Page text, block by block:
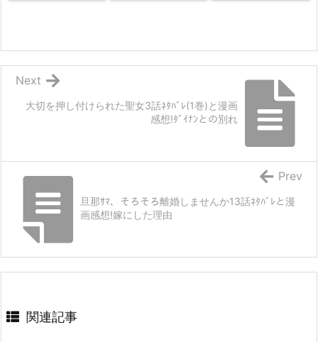
大切を押し付けられた聖女3話ﾈﾀﾊﾞﾚ(1巻)と漫画
感想!ﾀﾞｲﾅﾝとの別れ
Next
旦那ｻﾏ、そろそろ離婚しませんか13話ﾈﾀﾊﾞﾚと漫
画感想!嫁にした理由
Prev
関連記事